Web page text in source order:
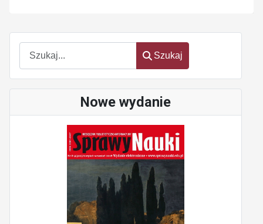
Szukaj
Szukaj
Nowe wydanie